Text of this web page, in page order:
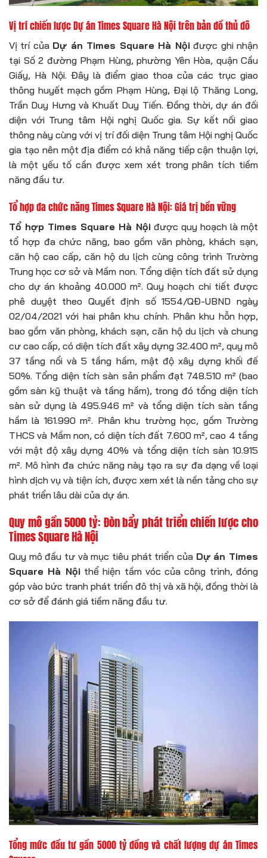
Vị trí chiến lượcDự án Times Square Hà Nộitrên bản đồ thủ đô
Vị trí của Dự án Times Square Hà Nộiđược ghi nhận
tại Số 2 đường Phạm Hùng, phường Yên Hòa, quận Cầu
Giấy, Hà Nội. Đây là điểm giao thoa của các trục giao
thông huyết mạch gồm Phạm Hùng, Đại lộ Thăng Long,
Trần Duy Hưng và Khuất Duy Tiến. Đồng thời, dự án đối
diện với Trung tâm Hội nghị Quốc gia. Sự kết nối giao
thông này cùng với vị trí đối diện Trung tâm Hội nghị Quốc
gia tạo nên một địa điểm có khả năng tiếp cận thuận lợi,
là một yếu tố cần được xem xét trong phân tích tiềm
năng đầu tư.
Tổ hợp đa chức năngTimes Square Hà Nội: Giá trị bền vững
Tổ hợp Times Square Hà Nộiđược quy hoạch là một
tổ hợp đa chức năng, bao gồm văn phòng, khách sạn,
căn hộ cao cấp, căn hộ du lịch cùng công trình Trường
Trung học cơ sở và Mầm non. Tổng diện tích đất sử dụng
cho dự án khoảng 40.000 m². Quy hoạch chi tiết được
phê duyệt theo Quyết định số 1554/QĐ-UBND ngày
02/04/2021 với hai phân khu chính. Phân khu hỗn hợp,
bao gồm văn phòng, khách sạn, căn hộ du lịch và chung
cư cao cấp, có diện tích đất xây dựng 32.400 m², quy mô
37 tầng nổi và 5 tầng hầm, mật độ xây dựng khối đế
50%. Tổng diện tích sàn sản phẩm đạt 748.510 m² (bao
gồm sàn kỹ thuật và tầng hầm), trong đó tổng diện tích
sàn sử dụng là 495.946 m² và tổng diện tích sàn tầng
hầm là 161.990 m². Phân khu trường học, gồm Trường
THCS và Mầm non, có diện tích đất 7.600 m², cao 4 tầng
với mật độ xây dựng 40% và tổng diện tích sàn 10.915
m². Mô hình đa chức năng này tạo ra sự đa dạng về loại
hình dịch vụ và tiện ích, được xem xét là nền tảng cho sự
phát triển lâu dài của dự án.
Quy mô gần 5000 tỷ: Đòn bẩy phát triển chiến lược cho
Times Square Hà Nội
Quy mô đầu tư và mục tiêu phát triển của Dự án Times
Square Hà Nộithể hiện tầm vóc của công trình, đóng
góp vào bức tranh phát triển đô thị và xã hội, đồng thời là
cơ sở để đánh giá tiềm năng đầu tư.
Tổng mức đầu tư gần 5000 tỷ đồng và chất lượngdự án Times